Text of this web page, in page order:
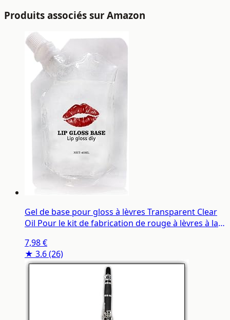
Produits associés sur Amazon
Gel de base pour gloss à lèvres Transparent Clear
Oil Pour le kit de fabrication de rouge à lèvres à la
7,98 €
★ 3.6(26)